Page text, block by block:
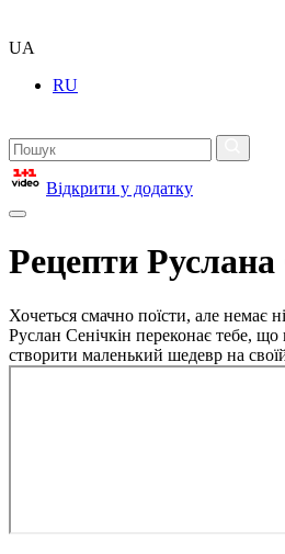
UA
RU
Відкрити у додатку
Рецепти Руслана
Хочеться смачно поїсти, але немає
Руслан Сенічкін переконає тебе,
створити маленький шедевр на